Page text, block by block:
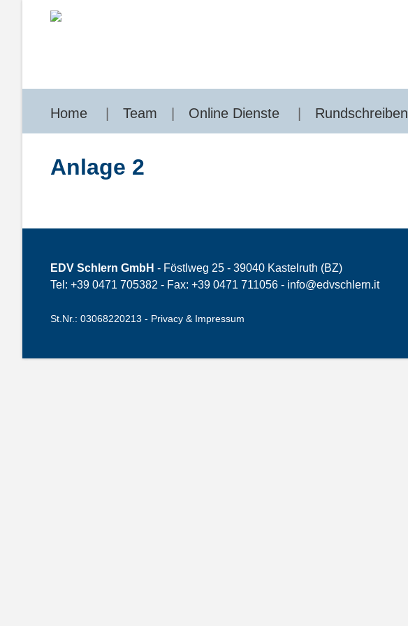
Home Team Online Dienste Rundschreiben
Anlage 2
EDV Schlern GmbH - Föstlweg 25 - 39040 Kastelruth (BZ)
Tel: +39 0471 705382 - Fax: +39 0471 711056 - info@edvschlern.it
St.Nr.: 03068220213 - Privacy & Impressum